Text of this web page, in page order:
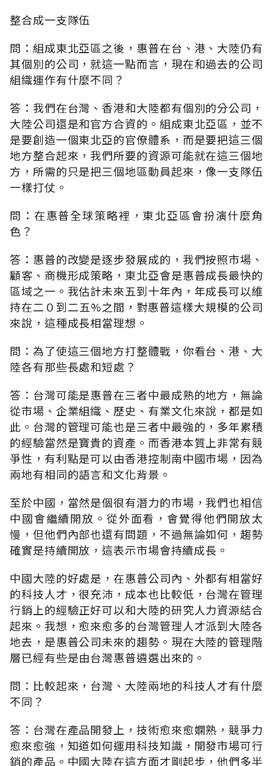
整合成一支隊伍
問：組成東北亞區之後，惠普在台、港、大陸仍有
其個別的公司，就這一點而言，現在和過去的公司
組織運作有什麼不同？
答：我們在台灣、香港和大陸都有個別的分公司，
大陸公司還是和官方合資的。組成東北亞區，並不
是要創造一個東北亞的官僚體系，而是要把這三個
地方整合起來，我們所要的資源可能就在這三個地
方，所需的只是把三個地區動員起來，像一支隊伍
一樣打仗。
問：在惠普全球策略裡，東北亞區會扮演什麼角
色？
答：惠普的改變是逐步發展成的，我們按照市場、
顧客、商機形成策略，東北亞會是惠普成長最快的
區域之一。我估計未來五到十年內，年成長可以維
持在二０到二五%之間，對惠普這樣大規模的公司
來說，這種成長相當理想。
問：為了使這三個地方打整體戰，你看台、港、大
陸各有那些長處和短處？
答：台灣可能是惠普在三者中最成熟的地方，無論
從市場、企業組織、歷史、有業文化來說，都是如
此。台灣的管理可能也是三者中最強的，多年累積
的經驗當然是寶貴的資產。而香港本質上非常有競
爭性，有利點是可以由香港控制南中國市場，因為
兩地有相同的語言和文化背景。
至於中國，當然是個很有潛力的市場，我們也相信
中國會繼續開放。從外面看，會覺得他們開放太
慢，但他們內部也還有問題，不過無論如何，趨勢
確實是持續開放，這表示市場會持續成長。
中國大陸的好處是，在惠普公司內、外都有相當好
的科技人才，很充沛，成本也比較低，台灣在管理
行銷上的經驗正好可以和大陸的研究人力資源結合
起來。我想，愈來愈多的台灣管理人才派到大陸各
地去，是惠普公司未來的趨勢。現在大陸的管理階
層已經有些是由台灣惠普遴選出來的。
問：比較起來，台灣、大陸兩地的科技人才有什麼
不同？
答：台灣在產品開發上，技術愈來愈嫻熟，競爭力
愈來愈強，知道如何運用科技知識，開發市場可行
銷的產品。中國大陸在這方面才剛起步，他們多半